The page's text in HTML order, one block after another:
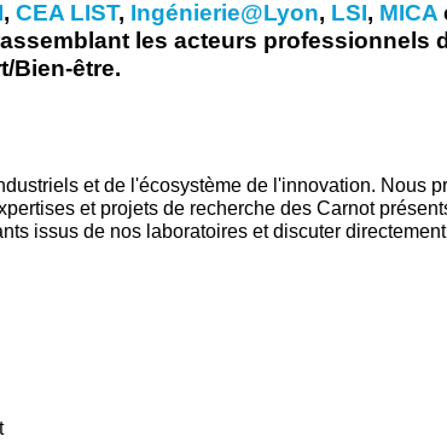
, CEA LIST, Ingénierie@Lyon, LSI, MICA
les acteurs professionnels
Bien-être.
et de l'écosystème de l'innovation. Nous
et projets de recherche des Carnot
issus de nos laboratoires et discuter